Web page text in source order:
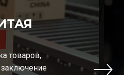
товаров,